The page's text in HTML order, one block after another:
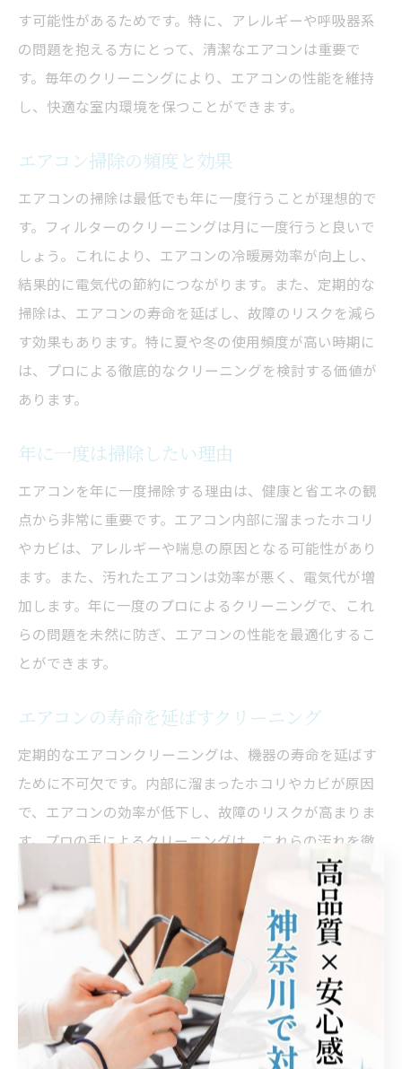
す可能性があるためです。特に、アレルギーや呼吸器系
の問題を抱える方にとって、清潔なエアコンは重要で
す。毎年のクリーニングにより、エアコンの性能を維持
し、快適な室内環境を保つことができます。
エアコン掃除の頻度と効果
エアコンの掃除は最低でも年に一度行うことが理想的で
す。フィルターのクリーニングは月に一度行うと良いで
しょう。これにより、エアコンの冷暖房効率が向上し、
結果的に電気代の節約につながります。また、定期的な
掃除は、エアコンの寿命を延ばし、故障のリスクを減ら
す効果もあります。特に夏や冬の使用頻度が高い時期に
は、プロによる徹底的なクリーニングを検討する価値が
あります。
年に一度は掃除したい理由
エアコンを年に一度掃除する理由は、健康と省エネの観
点から非常に重要です。エアコン内部に溜まったホコリ
やカビは、アレルギーや喘息の原因となる可能性があり
ます。また、汚れたエアコンは効率が悪く、電気代が増
加します。年に一度のプロによるクリーニングで、これ
らの問題を未然に防ぎ、エアコンの性能を最適化するこ
とができます。
エアコンの寿命を延ばすクリーニング
定期的なエアコンクリーニングは、機器の寿命を延ばす
ために不可欠です。内部に溜まったホコリやカビが原因
で、エアコンの効率が低下し、故障のリスクが高まりま
す。プロの手によるクリーニングは、これらの汚れを徹
底的に除去し、エアコンの動作をスムーズに保ちます。
結果として、エアコンの寿命が延び、長期的なコスト削
減につながります。
エアコンクリーニングしないリスク
エアコンクリーニングを怠ると、さまざまなリスクが生
じます。まず、内部に溜まったホコリやカビがアレルギ